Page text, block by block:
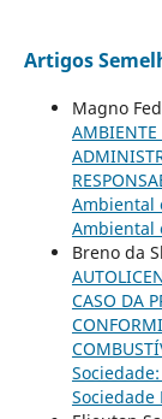
Artigos
Magno
AMBIENTE
Ambiental
Ambiental
Breno da
CASO DA
Sociedade